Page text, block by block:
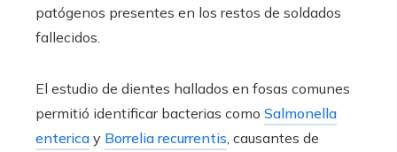
patógenos presentes en los restos de soldados
fallecidos.
El estudio de dientes hallados en fosas comunes
permitió identificar bacterias como Salmonella
enterica y Borrelia recurrentis , causantes de